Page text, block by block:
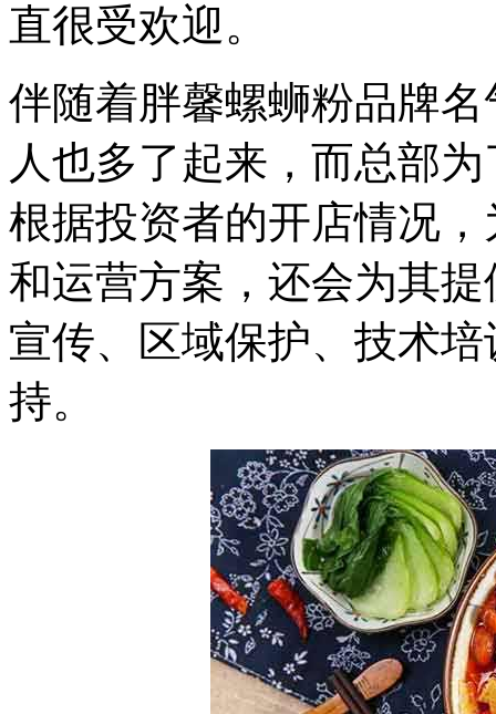
直很受欢迎。
伴随着胖馨螺蛳粉品牌
人也多了起来，而总部
根据投资者的开店情况
和运营方案，还会为其
宣传、区域保护、技术
持。